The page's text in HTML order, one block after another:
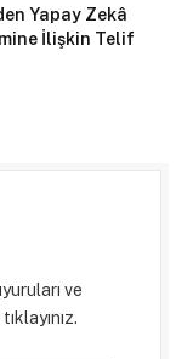
Yapay Zekâ
İlişkin Telif
ve